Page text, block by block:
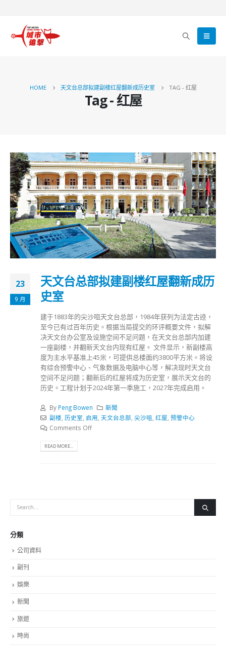
HOME 天文台总部拟建副楼红屋翻新成历史室 TAG - 红屋
Tag - 红屋
23
9 月
天文台总部拟建副楼红屋翻新成历
史室
建于1883年的尖沙咀天文台总部，1984年获列为法定古迹，
至今已有过百年历史。根据当局提交的环评概要文件，拟解
决天文台办公室及设施空间不足问题，在天文台总部内加建
一座副楼，并翻新天文台内现有红屋。 文件显示，新副楼高
度为主水平基准上45米，可提供总楼面约3800平方米。将设
有综合预警中心、气象数据及电脑中心等，解决现时天文台
空间不足问题；翻新后的红屋将成为历史室，展示天文台的
历史。工程计划于2024年第一季施工，2027年完成启用。
By Peng Bowen
新聞
副楼 历史室 启用 天文台总部 尖沙咀 红屋 预警中心
Comments Off
READ MORE...
分類
公司資料
副刊
娛樂
新聞
旅遊
時尚